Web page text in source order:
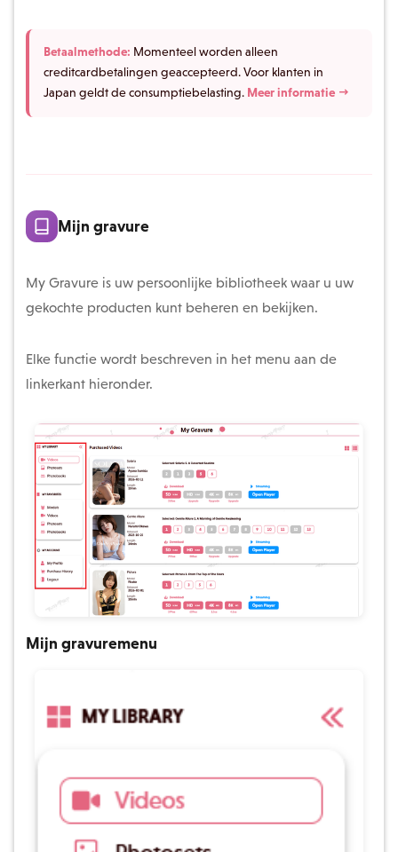
Betaalmethode: Momenteel worden alleen
creditcardbetalingen geaccepteerd. Voor klanten in
Japan geldt de consumptiebelasting. Meer informatie →
Mijn gravure
My Gravure is uw persoonlijke bibliotheek waar u uw
gekochte producten kunt beheren en bekijken.
Elke functie wordt beschreven in het menu aan de
linkerkant hieronder.
Mijn gravuremenu